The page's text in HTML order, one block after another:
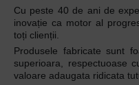
Cu peste 40 de ani de
inovație ca motor al
toți clienții.
Produsele fabricate sunt
superioara, respectuoase
valoare adaugata ridicata